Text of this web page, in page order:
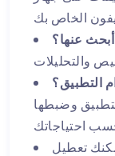
عنها؟
التطبيق؟
وضبطها
تعطيل